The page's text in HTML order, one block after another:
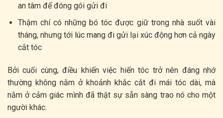
an tâm để đóng gói gửi đi
Thậm chí có những bó tóc được giữ trong nhà suốt vài
tháng, nhưng tới lúc mang đi gửi lại xúc động hơn cả ngày
cắt tóc
Bởi cuối cùng, điều khiến việc hiến tóc trở nên đáng nhớ
thường không nằm ở khoảnh khắc cắt đi mái tóc dài, mà
nằm ở cảm giác mình đã thật sự sẵn sàng trao nó cho một
người khác.